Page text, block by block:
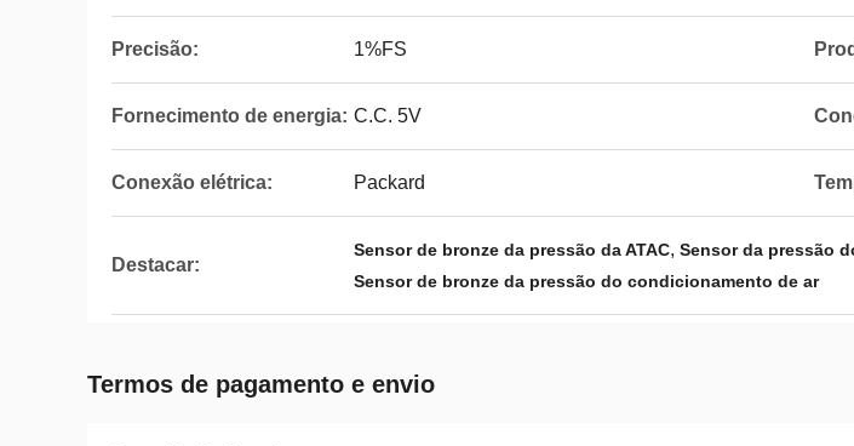
Precisão: 1%FS
Fornecimento de energia: C.C. 5V
Conexão elétrica: Packard
Destacar:
Sensor de bronze da pressão da ATAC, Sensor da pressão
Sensor de bronze da pressão do condicionamento de ar
Termos de pagamento e envio